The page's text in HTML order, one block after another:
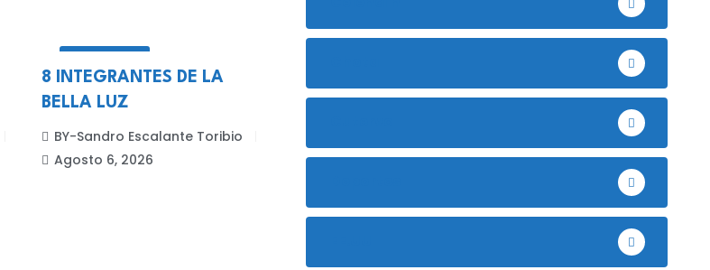
8 INTEGRANTES DE LA
BELLA LUZ
BY-Sandro Escalante Toribio
Agosto 6, 2026
Beingolea era esperable.
Agosto 6, 2026
NACIONALES
SNI y PRODUCE
agenda para
BY-Sandro Escalante
Agosto 6, 2026